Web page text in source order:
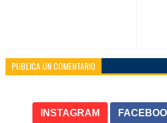
PUBLICA UN COMENTARIO
INSTAGRAM